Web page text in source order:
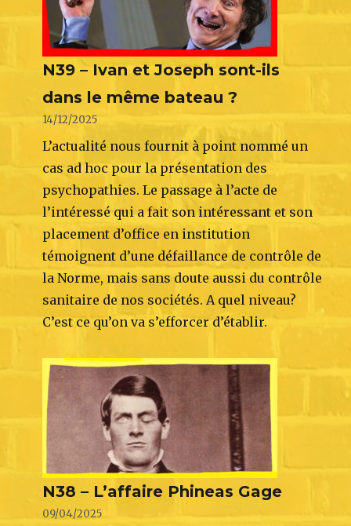
N39 – Ivan et Joseph sont-ils
dans le même bateau ?
14/12/2025
L’actualité nous fournit à point nommé un
cas ad hoc pour la présentation des
psychopathies. Le passage à l’acte de
l’intéressé qui a fait son intéressant et son
placement d’office en institution
témoignent d’une défaillance de contrôle de
la Norme, mais sans doute aussi du contrôle
sanitaire de nos sociétés. A quel niveau?
C’est ce qu’on va s’efforcer d’établir.
N38 – L’affaire Phineas Gage
09/04/2025